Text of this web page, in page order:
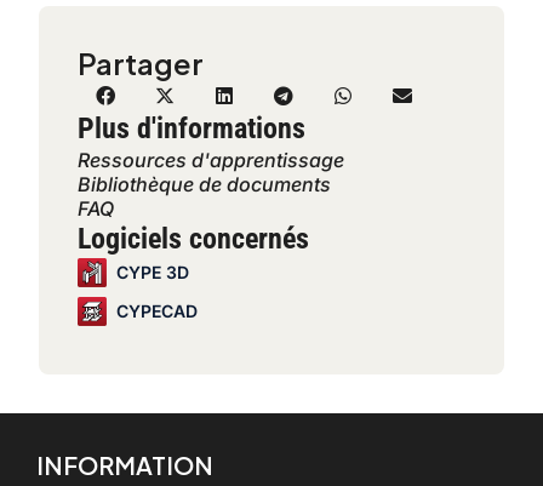
Partager
Plus d'informations
Ressources d'apprentissage
Bibliothèque de documents
FAQ
Logiciels concernés
CYPE 3D
CYPECAD
INFORMATION